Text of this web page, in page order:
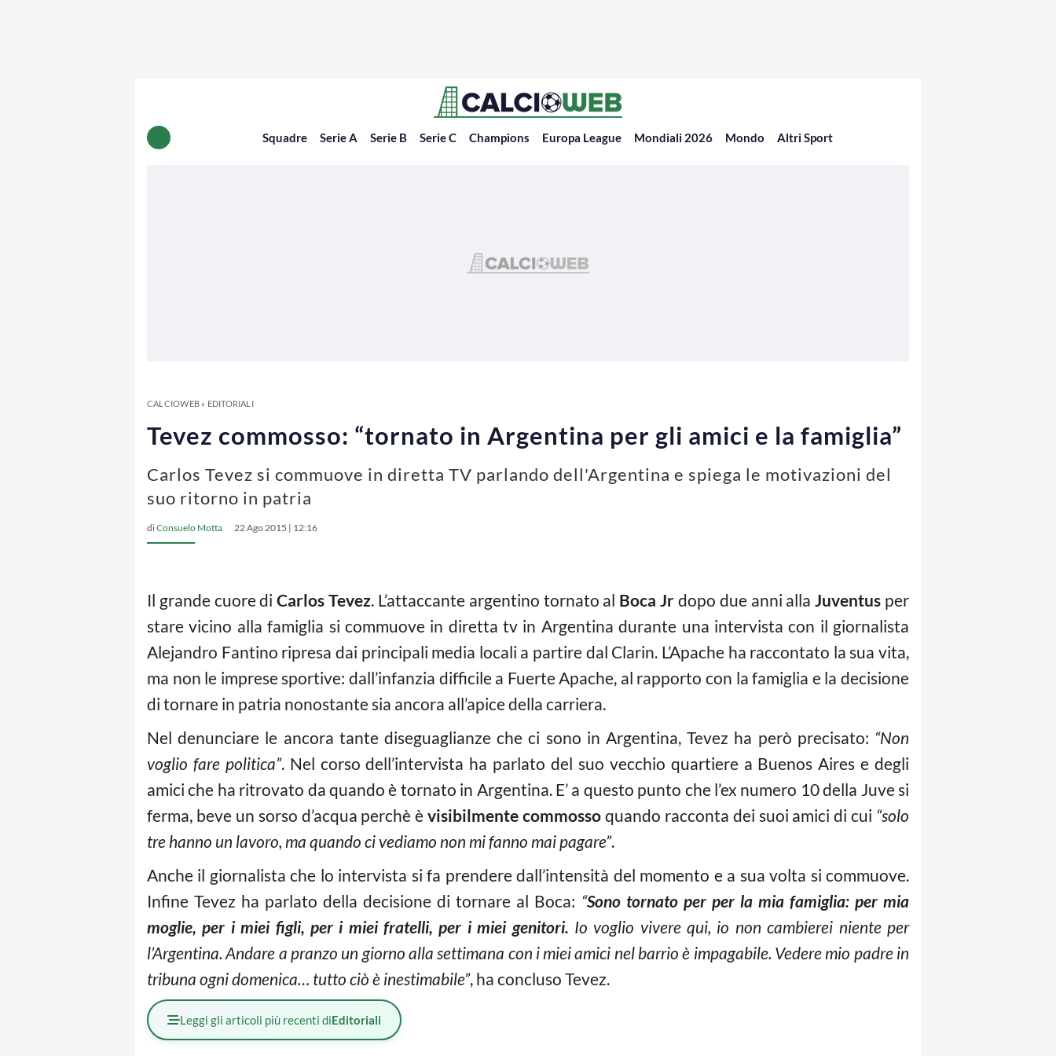
Squadre Serie A Serie B Serie C Champions Europa League Mondiali 2026 Mondo Altri Sport
CALCIOWEB» EDITORIALI
Tevez commosso: “tornato in Argentina per gli amici e la famiglia”
Carlos Tevez si commuove in diretta TV parlando dell'Argentina e spiega le motivazioni del
suo ritorno in patria
diConsuelo Motta 22 Ago 2015 | 12:16
Il grande cuore diCarlos Tevez. L’attaccante argentino tornato al Boca Jr dopo due anni allaJuventus per
stare vicino alla famiglia si commuove in diretta tv in Argentina durante una intervista con il giornalista
Alejandro Fantino ripresa dai principali media locali a partire dal Clarin. L’Apache ha raccontato la sua vita,
ma non le imprese sportive: dall’infanzia difficile a Fuerte Apache, al rapporto con la famiglia e la decisione
di tornare in patria nonostante sia ancora all’apice della carriera.
Nel denunciare le ancora tante diseguaglianze che ci sono in Argentina, Tevez ha però precisato: “Non
voglio fare politica”. Nel corso dell’intervista ha parlato del suo vecchio quartiere a Buenos Aires e degli
amici che ha ritrovato da quando è tornato in Argentina. E’ a questo punto che l’ex numero 10 della Juve si
ferma, beve un sorso d’acqua perchè è visibilmente commosso quando racconta dei suoi amici di cui “solo
tre hanno un lavoro, ma quando ci vediamo non mi fanno mai pagare”.
Anche il giornalista che lo intervista si fa prendere dall’intensità del momento e a sua volta si commuove.
Infine Tevez ha parlato della decisione di tornare al Boca: “Sono tornato per per la mia famiglia: per mia
moglie, per i miei figli, per i miei fratelli, per i miei genitori. Io voglio vivere qui, io non cambierei niente per
l’Argentina. Andare a pranzo un giorno alla settimana con i miei amici nel barrio è impagabile. Vedere mio padre in
tribuna ogni domenica… tutto ciò è inestimabile”, ha concluso Tevez.
Leggi gli articoli più recenti diEditoriali